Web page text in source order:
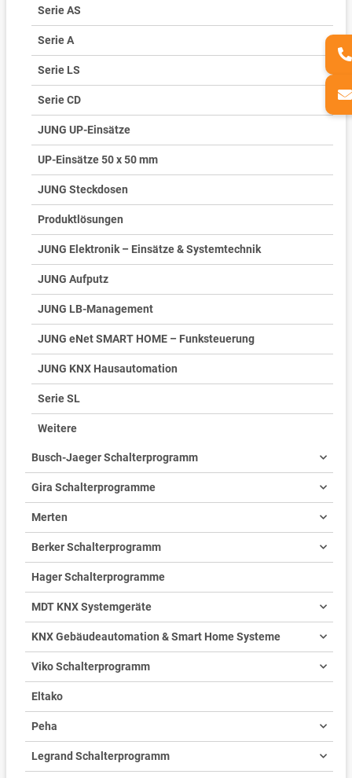
Serie AS
Serie A
Serie LS
Serie CD
JUNG UP-Einsätze
UP-Einsätze 50 x 50 mm
JUNG Steckdosen
Produktlösungen
JUNG Elektronik – Einsätze & Systemtechnik
JUNG Aufputz
JUNG LB-Management
JUNG eNet SMART HOME – Funksteuerung
JUNG KNX Hausautomation
Serie SL
Weitere
Busch-Jaeger Schalterprogramm
Gira Schalterprogramme
Merten
Berker Schalterprogramm
Hager Schalterprogramme
MDT KNX Systemgeräte
KNX Gebäudeautomation & Smart Home Systeme
Viko Schalterprogramm
Eltako
Peha
Legrand Schalterprogramm